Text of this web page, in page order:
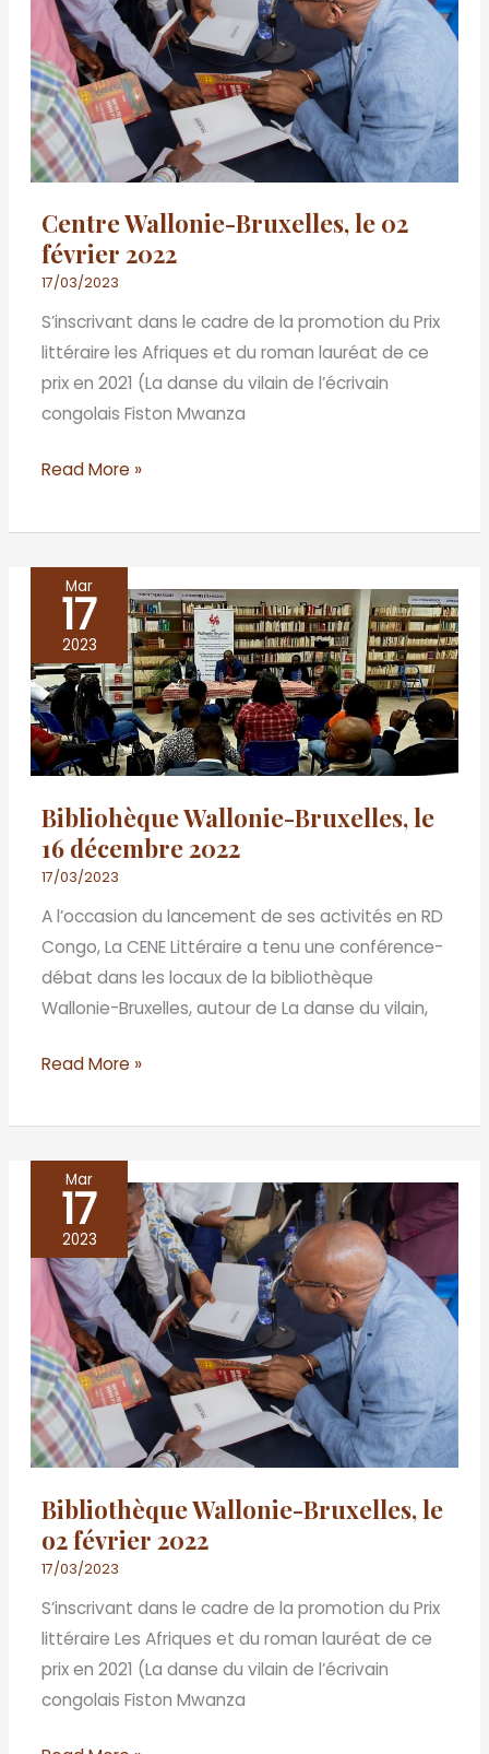
Centre Wallonie-Bruxelles, le 02
février 2022
17/03/2023
S’inscrivant dans le cadre de la promotion du Prix
littéraire les Afriques et du roman lauréat de ce
prix en 2021 (La danse du vilain de l’écrivain
congolais Fiston Mwanza
le
02
février
2022
Read More »
Mar
17
2023
Bibliohèque Wallonie-Bruxelles, le
16 décembre 2022
17/03/2023
A l’occasion du lancement de ses activités en RD
Congo, La CENE Littéraire a tenu une conférence-
débat dans les locaux de la bibliothèque
Wallonie-Bruxelles, autour de La danse du vilain,
Bibliohèque
Wallonie-
Bruxelles,
le
16
décembre
Read More »
Mar
17
2023
Bibliothèque Wallonie-Bruxelles, le
o2 février 2022
17/03/2023
S’inscrivant dans le cadre de la promotion du Prix
littéraire Les Afriques et du roman lauréat de ce
prix en 2021 (La danse du vilain de l’écrivain
congolais Fiston Mwanza
Bibliothèque
Wallonie-
Bruxelles,
le
o2
février
2022